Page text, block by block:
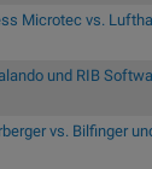
Microtec vs.
und RIB
vs. Bilfinger